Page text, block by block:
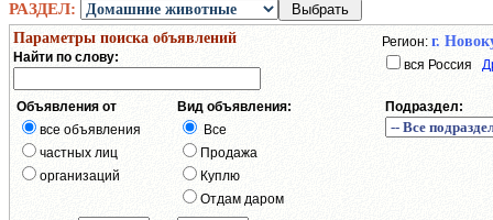
РАЗДЕЛ:
Параметры поиска объявлений
Найти по слову:
Регион: г.
вся Россия
Объявления от
все объявления
частных лиц
организаций
Вид объявления:
Все
Продажа
Куплю
Отдам даром
Подраздел: